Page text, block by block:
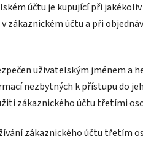
účtu je kupující při
zákaznickém účtu a při
uživatelským jménem a
nezbytných k přístupu do
zákaznického účtu třetími
zákaznického účtu třetím